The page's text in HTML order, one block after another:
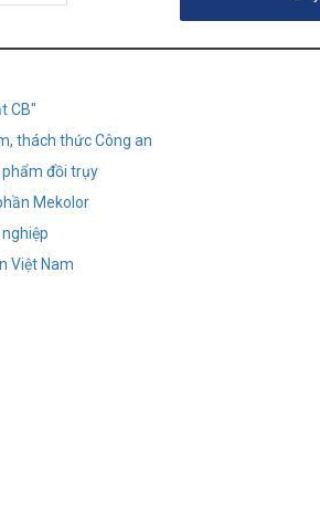
CB"
thách thức Công an
phẩm đồi trụy
Mekolor
Việt Nam